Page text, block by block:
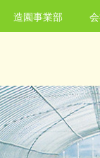
造園事業部